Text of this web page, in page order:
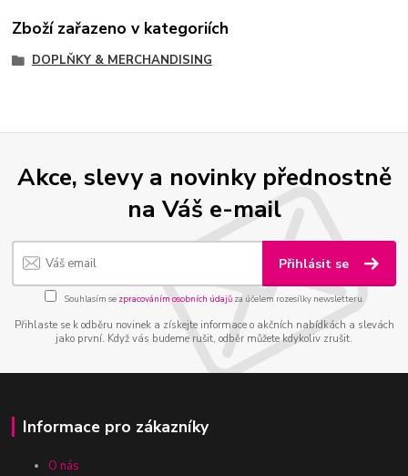
Zboží zařazeno v kategoriích
DOPLŇKY & MERCHANDISING
Akce, slevy a novinky přednostně
na Váš e-mail
Přihlásit se
Souhlasím se zpracováním osobních údajůza účelem rozesílky newsletteru.
Přihlaste se k odběru novinek a získejte informace o akčních nabídkách a slevách
jako první. Když vás budeme rušit, odběr můžete kdykoliv zrušit.
Informace pro zákazníky
O nás